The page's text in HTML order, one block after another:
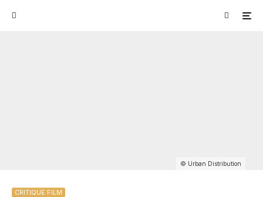
© Urban Distribution
CRITIQUE FILM